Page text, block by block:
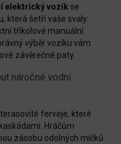
elektrický vozík se
která šetří vaše svaly.
tříkolové manuální
výběr vozíku vám
závěrečné paty.
náročné vodní
ferveje, které
Hráčům
zásobu odolných míčků